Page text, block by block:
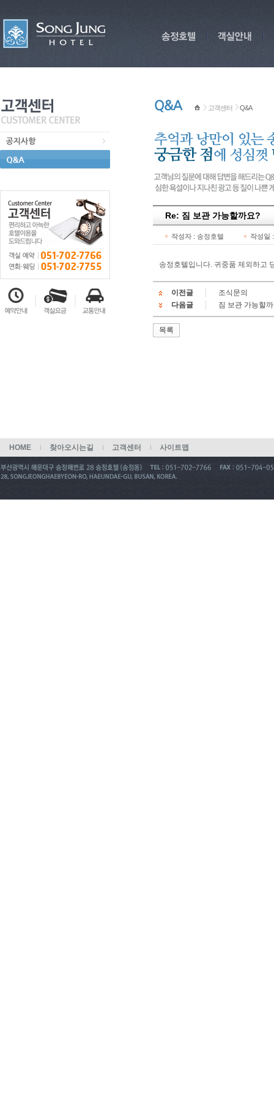
고객센터 Q&A
Re: 짐 보관 가능할까요?
작성자 : 송정호텔 작성일
송정호텔입니다. 귀중품 제외하고
이전글
조식문의
다음글
짐 보관 가능할
목록
HOME 찾아오시는길 고객센터 사이트맵